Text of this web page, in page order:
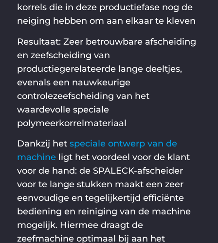
korrels die in deze productiefase nog de
neiging hebben om aan elkaar te kleven
Resultaat: Zeer betrouwbare afscheiding
en zeefscheiding van
productiegerelateerde lange deeltjes,
evenals een nauwkeurige
controlezeefscheiding van het
waardevolle speciale
polymeerkorrelmateriaal
Dankzij het speciale ontwerp van de
machineligt het voordeel voor de klant
voor de hand: de SPALECK-afscheider
voor te lange stukken maakt een zeer
eenvoudige en tegelijkertijd efficiënte
bediening en reiniging van de machine
mogelijk. Hiermee draagt de
zeefmachine optimaal bij aan het